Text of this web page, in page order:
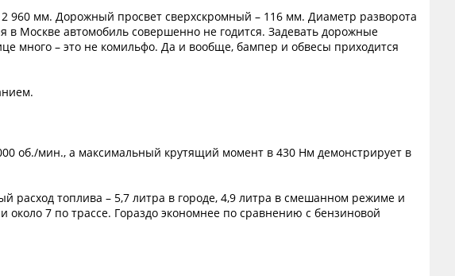
960 мм. Дорожный просвет сверхскромный – 116 мм. Диаметр разворота
Москве автомобиль совершенно не годится. Задевать дорожные
много – это не комильфо. Да и вообще, бампер и обвесы приходится
об./мин., а максимальный крутящий момент в 430 Нм демонстрирует в
расход топлива – 5,7 литра в городе, 4,9 литра в смешанном режиме и
7 по трассе. Гораздо экономнее по сравнению с бензиновой